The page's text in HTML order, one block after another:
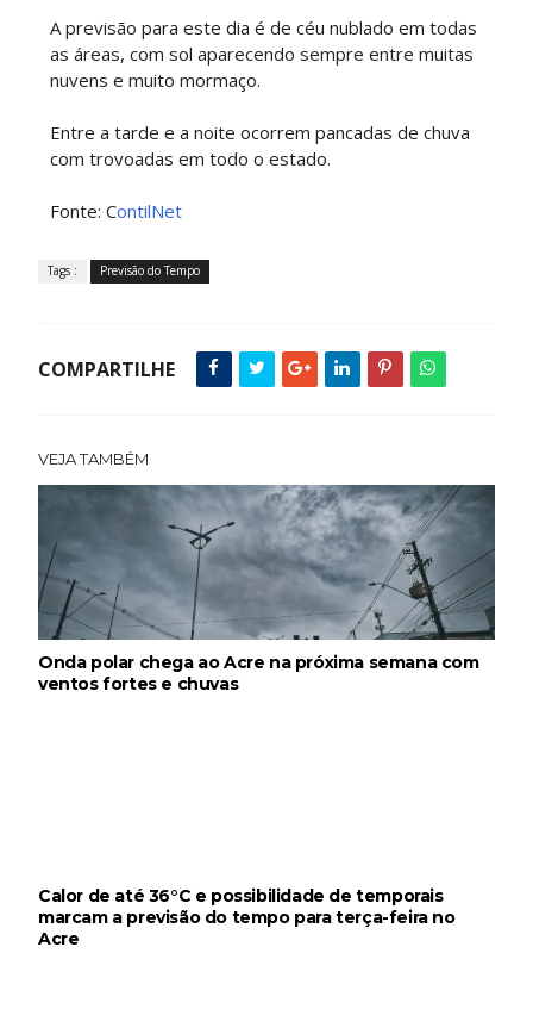
A previsão para este dia é de céu nublado em todas
as áreas, com sol aparecendo sempre entre muitas
nuvens e muito mormaço.
Entre a tarde e a noite ocorrem pancadas de chuva
com trovoadas em todo o estado.
Fonte: ContilNet
Tags : Previsão do Tempo
COMPARTILHE
VEJA TAMBÉM
Onda polar chega ao Acre na próxima semana com
ventos fortes e chuvas
Calor de até 36°C e possibilidade de temporais
marcam a previsão do tempo para terça-feira no
Acre